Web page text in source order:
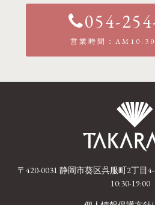
054-
営業時間：
〒420-0031 静岡市葵区呉服町2丁目
10:30-19:00